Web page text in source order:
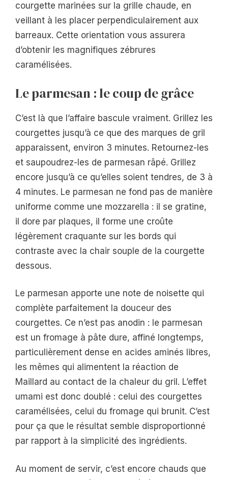
courgette marinées sur la grille chaude, en
veillant à les placer perpendiculairement aux
barreaux. Cette orientation vous assurera
d’obtenir les magnifiques zébrures
caramélisées.
Le parmesan : le coup de grâce
C’est là que l’affaire bascule vraiment. Grillez les
courgettes jusqu’à ce que des marques de gril
apparaissent, environ 3 minutes. Retournez-les
et saupoudrez-les de parmesan râpé. Grillez
encore jusqu’à ce qu’elles soient tendres, de 3 à
4 minutes. Le parmesan ne fond pas de manière
uniforme comme une mozzarella : il se gratine,
il dore par plaques, il forme une croûte
légèrement craquante sur les bords qui
contraste avec la chair souple de la courgette
dessous.
Le parmesan apporte une note de noisette qui
complète parfaitement la douceur des
courgettes. Ce n’est pas anodin : le parmesan
est un fromage à pâte dure, affiné longtemps,
particulièrement dense en acides aminés libres,
les mêmes qui alimentent la réaction de
Maillard au contact de la chaleur du gril. L’effet
umami est donc doublé : celui des courgettes
caramélisées, celui du fromage qui brunit. C’est
pour ça que le résultat semble disproportionné
par rapport à la simplicité des ingrédients.
Au moment de servir, c’est encore chauds que